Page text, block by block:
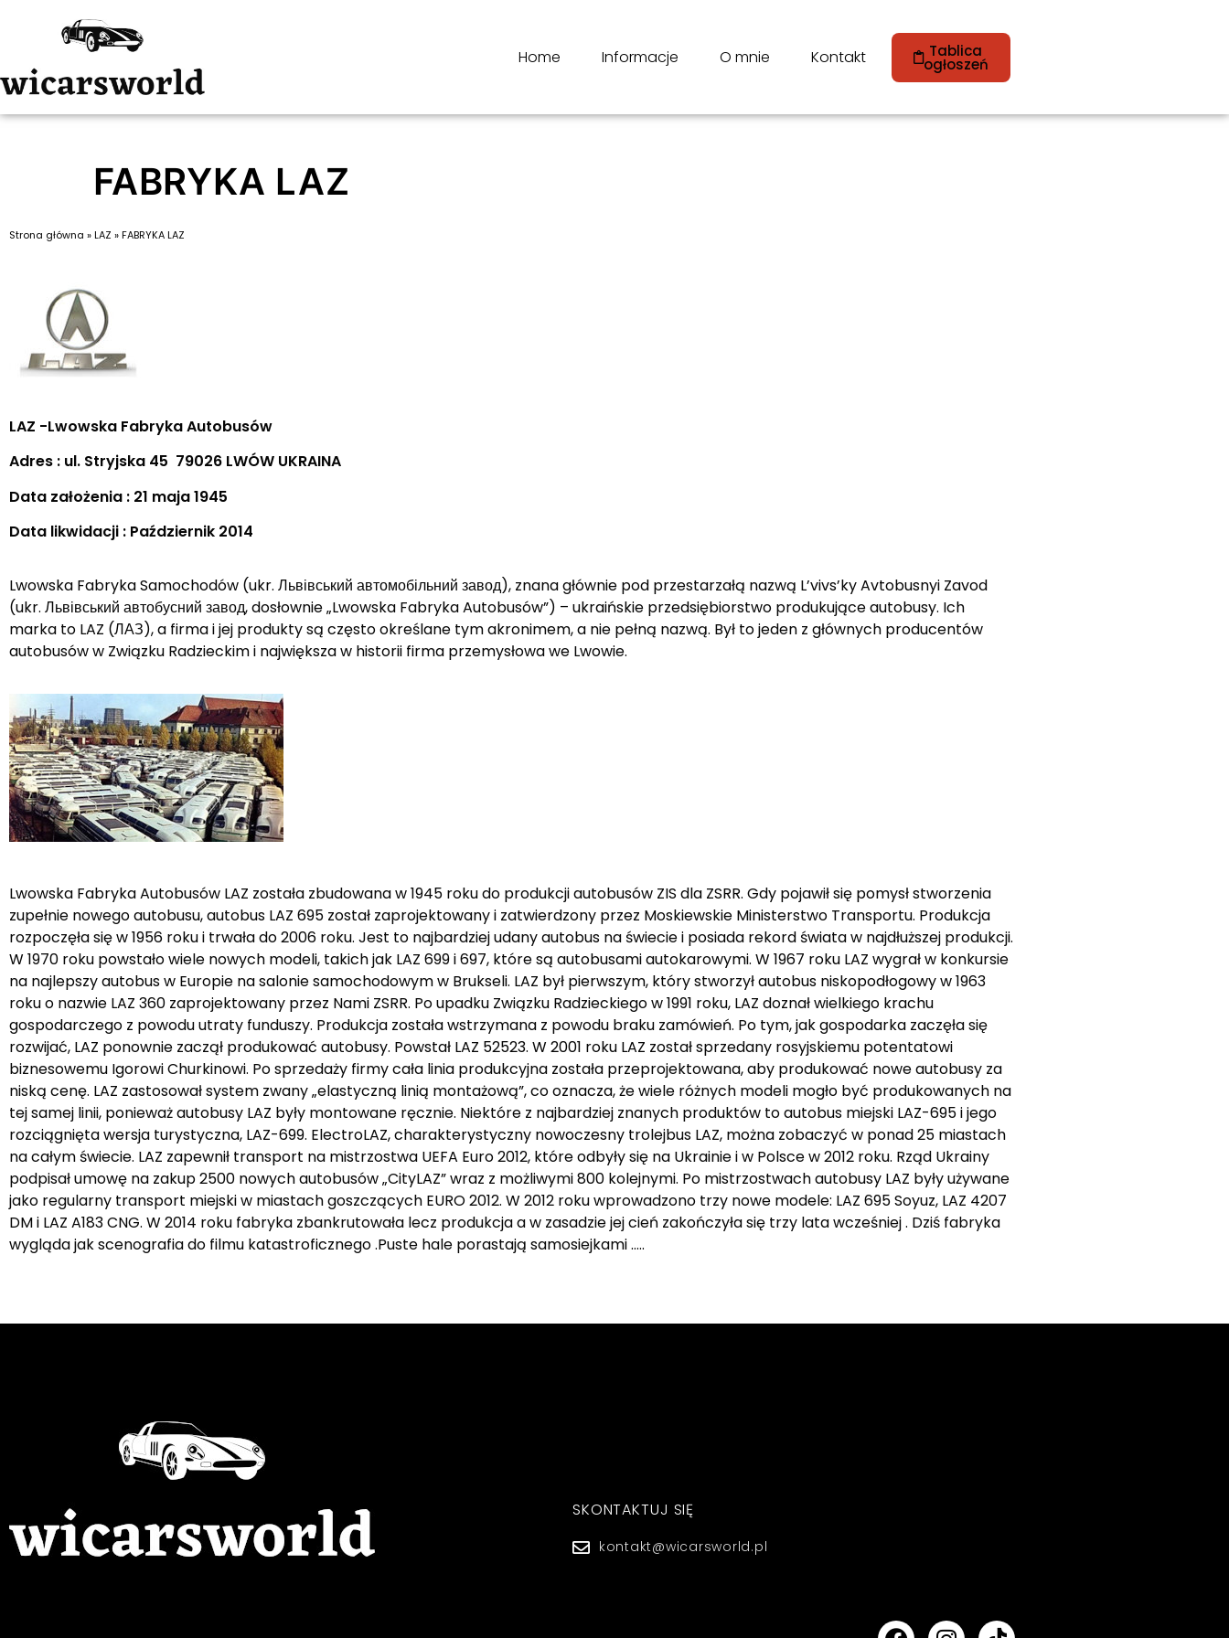
Home Informacje O mnie Kontakt Tablica
ogłoszeń
FABRYKA LAZ
Strona główna »LAZ »FABRYKA LAZ
LAZ -Lwowska Fabryka Autobusów
Adres : ul. Stryjska 45 79026 LWÓW UKRAINA
Data założenia : 21 maja 1945
Data likwidacji : Październik 2014
Lwowska Fabryka Samochodów (ukr. Львівський автомобільний завод), znana głównie pod przestarzałą nazwą L’vivs’ky Avtobusnyi Zavod
(ukr. Львівський автобусний завод, dosłownie „Lwowska Fabryka Autobusów”) – ukraińskie przedsiębiorstwo produkujące autobusy. Ich
marka to LAZ (ЛАЗ), a firma i jej produkty są często określane tym akronimem, a nie pełną nazwą. Był to jeden z głównych producentów
autobusów w Związku Radzieckim i największa w historii firma przemysłowa we Lwowie.
Lwowska Fabryka Autobusów LAZ została zbudowana w 1945 roku do produkcji autobusów ZIS dla ZSRR. Gdy pojawił się pomysł stworzenia
zupełnie nowego autobusu, autobus LAZ 695 został zaprojektowany i zatwierdzony przez Moskiewskie Ministerstwo Transportu. Produkcja
rozpoczęła się w 1956 roku i trwała do 2006 roku. Jest to najbardziej udany autobus na świecie i posiada rekord świata w najdłuższej produkcji.
W 1970 roku powstało wiele nowych modeli, takich jak LAZ 699 i 697, które są autobusami autokarowymi. W 1967 roku LAZ wygrał w konkursie
na najlepszy autobus w Europie na salonie samochodowym w Brukseli. LAZ był pierwszym, który stworzył autobus niskopodłogowy w 1963
roku o nazwie LAZ 360 zaprojektowany przez Nami ZSRR. Po upadku Związku Radzieckiego w 1991 roku, LAZ doznał wielkiego krachu
gospodarczego z powodu utraty funduszy. Produkcja została wstrzymana z powodu braku zamówień. Po tym, jak gospodarka zaczęła się
rozwijać, LAZ ponownie zaczął produkować autobusy. Powstał LAZ 52523. W 2001 roku LAZ został sprzedany rosyjskiemu potentatowi
biznesowemu Igorowi Churkinowi. Po sprzedaży firmy cała linia produkcyjna została przeprojektowana, aby produkować nowe autobusy za
niską cenę. LAZ zastosował system zwany „elastyczną linią montażową”, co oznacza, że wiele różnych modeli mogło być produkowanych na
tej samej linii, ponieważ autobusy LAZ były montowane ręcznie. Niektóre z najbardziej znanych produktów to autobus miejski LAZ-695 i jego
rozciągnięta wersja turystyczna, LAZ-699. ElectroLAZ, charakterystyczny nowoczesny trolejbus LAZ, można zobaczyć w ponad 25 miastach
na całym świecie. LAZ zapewnił transport na mistrzostwa UEFA Euro 2012, które odbyły się na Ukrainie i w Polsce w 2012 roku. Rząd Ukrainy
podpisał umowę na zakup 2500 nowych autobusów „CityLAZ” wraz z możliwymi 800 kolejnymi. Po mistrzostwach autobusy LAZ były używane
jako regularny transport miejski w miastach goszczących EURO 2012. W 2012 roku wprowadzono trzy nowe modele: LAZ 695 Soyuz, LAZ 4207
DM i LAZ A183 CNG. W 2014 roku fabryka zbankrutowała lecz produkcja a w zasadzie jej cień zakończyła się trzy lata wcześniej . Dziś fabryka
wygląda jak scenografia do filmu katastroficznego .Puste hale porastają samosiejkami …..
SKONTAKTUJ SIĘ
kontakt@wicarsworld.pl